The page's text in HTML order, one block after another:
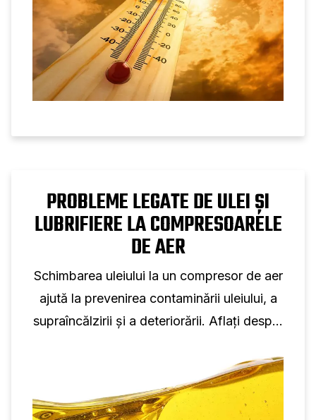
PROBLEME LEGATE DE ULEI ȘI
LUBRIFIERE LA COMPRESOARELE
DE AER
Schimbarea uleiului la un compresor de aer
ajută la prevenirea contaminării uleiului, a
supraîncălzirii și a deteriorării. Aflați despre
de schimbare a uleiului.